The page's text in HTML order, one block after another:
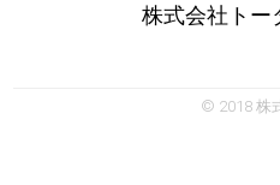
株式会社トー
© 2018 株